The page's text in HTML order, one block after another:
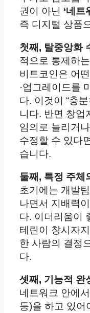
권이 아닌 ‘네
즉 디지털 상품
첫째, 탈중앙화
적으로 통제하
비트코인은 어
·업그레이드를
다. 이것이 “충
니다. 반면 창업
임의로 늘리거
수정할 수 있다
습니다.
둘째, 특정 주체
초기에는 개발
나면서 지배력
다. 이더리움이
테린이 창시자
한 사람의 결정
다.
셋째, 기능적 완
네트워크 안에
등)을 하고 있어